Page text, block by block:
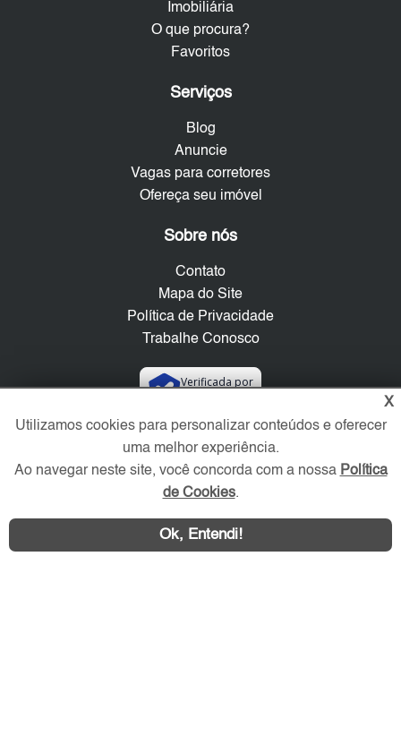
Imobiliária
O que procura?
Favoritos
Serviços
Blog
Anuncie
Vagas para corretores
Ofereça seu imóvel
Sobre nós
Contato
Mapa do Site
Política de Privacidade
Trabalhe Conosco
Verificada por
Redes Sociais
X
Utilizamos cookies para personalizar conteúdos e oferecer
uma melhor experiência.
Ao navegar neste site, você concorda com a nossa Política
de Cookies.
Ok, Entendi!